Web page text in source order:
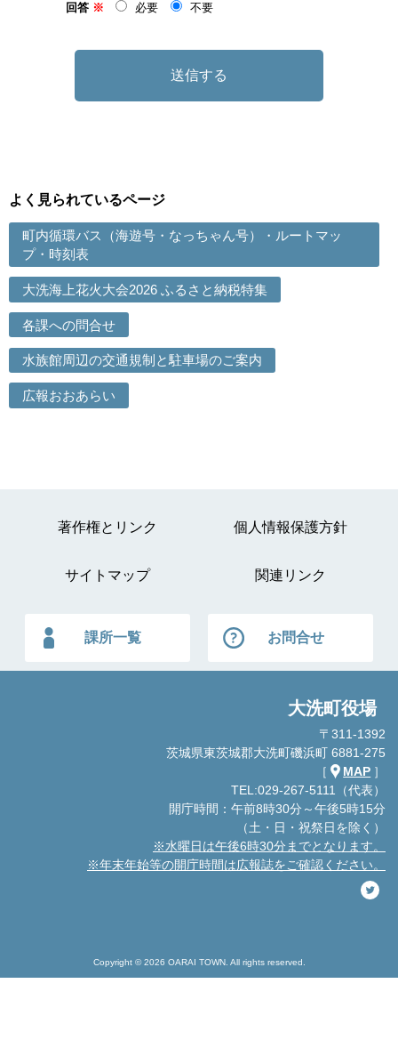
回答 必要 不要
よく見られているページ
町内循環バス（海遊号・なっちゃん号）・ルートマッ
プ・時刻表
大洗海上花火大会2026 ふるさと納税特集
各課への問合せ
水族館周辺の交通規制と駐車場のご案内
広報おおあらい
著作権とリンク 個人情報保護方針
サイトマップ 関連リンク
課所一覧 お問合せ
大洗町役場
〒311-1392
茨城県東茨城郡大洗町磯浜町 6881-275
［
MAP ］
TEL:029-267-5111（代表）
開庁時間：午前8時30分～午後5時15分
（土・日・祝祭日を除く）
※水曜日は午後6時30分までとなります。
※年末年始等の開庁時間は広報誌をご確認ください。
Copyright © 2026 OARAI TOWN. All rights reserved.